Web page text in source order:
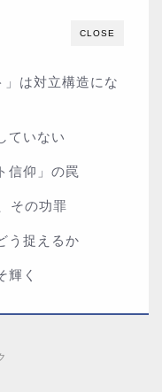
CLOSE
は対立構造にな
ていない
信仰」の罠
その功罪
う捉えるか
輝く